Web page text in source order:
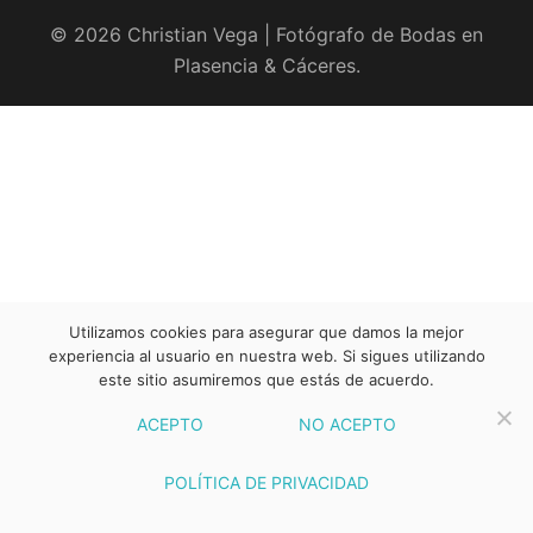
© 2026 Christian Vega | Fotógrafo de Bodas en
Plasencia & Cáceres.
Utilizamos cookies para asegurar que damos la mejor
experiencia al usuario en nuestra web. Si sigues utilizando
este sitio asumiremos que estás de acuerdo.
ACEPTO NO ACEPTO
POLÍTICA DE PRIVACIDAD